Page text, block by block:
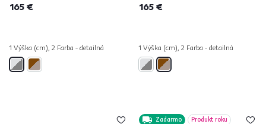
165 €
1 Výška (cm), 2 Farba - detailná
165 €
1 Výška (cm), 2 Farba - detailná
Zadarmo Produkt roku